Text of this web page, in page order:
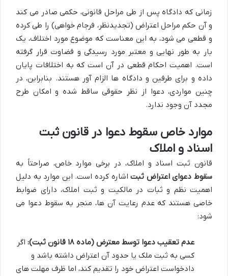
زمانی که دادگاه پس از طی مراحل قانونی، حکمی صادر می کند
و آن حکم مراحل اعتراض (تجدیدنظر، فرجام خواهی) را طی کرده
و قطعی می شود، به این معناست که موضوع مورد اختلاف، یک
بار به طور نهایی و معتبر مورد رسیدگی و قضاوت قرار گرفته
است. اهمیت احکام قطعی در آن است که به اختلافات پایان
داده و برای طرفین و دادگاه ها الزام آور هستند. بنابراین، در
چنین مواردی، دعوا از نظر حقوقی ساقط شده و امکان طرح
مجدد آن وجود ندارد.
موارد خاص سقوط دعوا در قانون ثبت
اسناد و املاک
قانون ثبت اسناد و املاک، در برخی موارد خاص، صراحتاً به
سقوط دعوای اعتراض ثبتاشاره کرده است. این موارد به دلیل
اهمیت نظم و ثبات در مالکیت و ثبت املاک، دارای ضوابط
خاصی هستند که عدم رعایت آن ها، منجر به سقوط دعوا می
شود:
عدم تعقیب دعوا توسط معترض (ماده ۱۸ قانون ثبت):
اگر
کسی به ثبت ملک یا حدود آن اعتراض داشته باشد و
دادخواست اعتراض خود را تقدیم کند، اما ظرف مهلت های